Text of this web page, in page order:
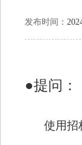
发布时间：